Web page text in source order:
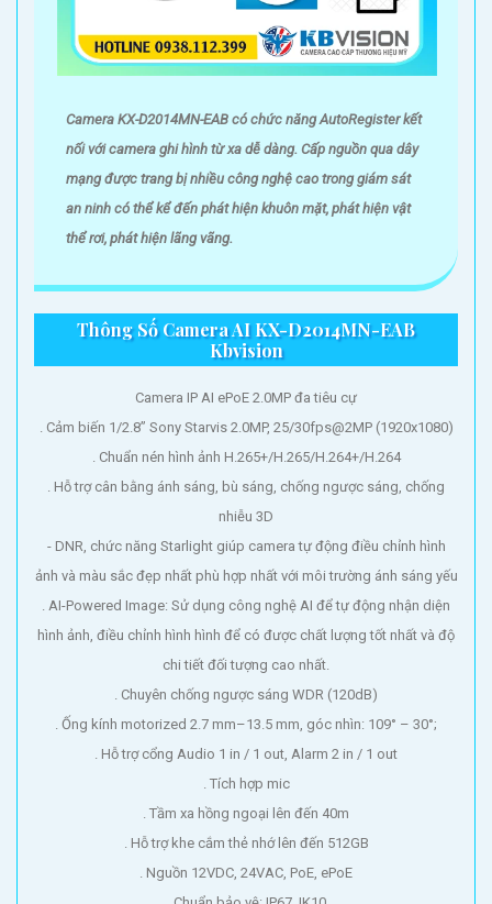
Camera KX-D2014MN-EAB có chức năng AutoRegister kết
nối với camera ghi hình từ xa dễ dàng. Cấp nguồn qua dây
mạng được trang bị nhiều công nghệ cao trong giám sát
an ninh có thể kể đến phát hiện khuôn mặt, phát hiện vật
thể rơi, phát hiện lãng vãng.
Thông Số Camera AI KX-D2014MN-EAB
Kbvision
Camera IP AI ePoE 2.0MP đa tiêu cự
. Cảm biến 1/2.8” Sony Starvis 2.0MP, 25/30fps@2MP (1920x1080)
. Chuẩn nén hình ảnh H.265+/H.265/H.264+/H.264
. Hỗ trợ cân bằng ánh sáng, bù sáng, chống ngược sáng, chống
nhiễu 3D
- DNR, chức năng Starlight giúp camera tự động điều chỉnh hình
ảnh và màu sắc đẹp nhất phù hợp nhất với môi trường ánh sáng yếu
. AI-Powered Image: Sử dụng công nghệ AI để tự động nhận diện
hình ảnh, điều chỉnh hình hình để có được chất lượng tốt nhất và độ
chi tiết đối tượng cao nhất.
. Chuyên chống ngược sáng WDR (120dB)
. Ống kính motorized 2.7 mm–13.5 mm, góc nhìn: 109° – 30°;
. Hỗ trợ cổng Audio 1 in / 1 out, Alarm 2 in / 1 out
. Tích hợp mic
. Tầm xa hồng ngoại lên đến 40m
. Hỗ trợ khe cắm thẻ nhớ lên đến 512GB
. Nguồn 12VDC, 24VAC, PoE, ePoE